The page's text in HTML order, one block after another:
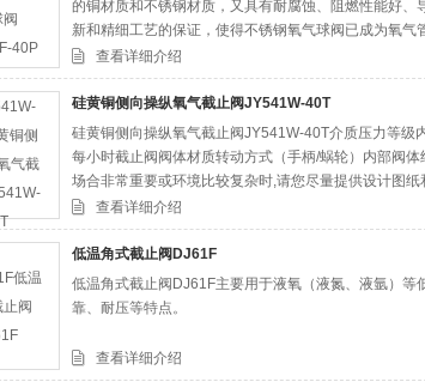
的铜材质和不锈钢材质，又具有耐腐蚀、阻燃性能好
新和精细工艺的保证，使得不锈钢氧气球阀已成为氧气
查看详细介绍
硅黄铜侧向操纵氧气截止阀JY541W-40T
硅黄铜侧向操纵氧气截止阀JY541W-40T介质压力等级
每小时截止阀阀体材质转动方式（手柄/蜗轮）内部阀
场合非常重要或环境比较复杂时,请您尽量提供设计图纸
查看详细介绍
低温角式截止阀DJ61F
低温角式截止阀DJ61F主要用于液氧（液氮、液氩）
靠、耐压等特点。
查看详细介绍